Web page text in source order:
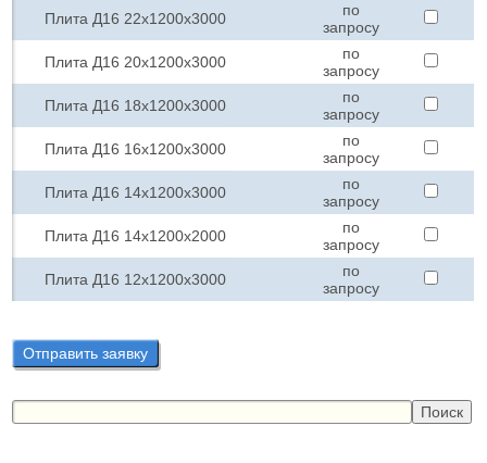
Плита Д16 22х1200х3000
по
запросу
Плита Д16 20х1200х3000
по
запросу
Плита Д16 18х1200х3000
по
запросу
Плита Д16 16х1200х3000
по
запросу
Плита Д16 14х1200х3000
по
запросу
Плита Д16 14х1200х2000
по
запросу
Плита Д16 12х1200х3000
по
запросу
Отправить заявку